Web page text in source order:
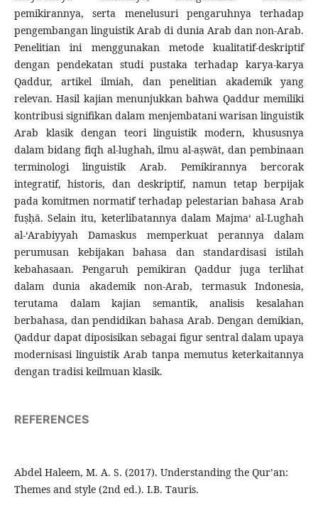
pemikirannya, serta menelusuri pengaruhnya terhadap
pengembangan linguistik Arab di dunia Arab dan non-Arab.
Penelitian ini menggunakan metode kualitatif-deskriptif
dengan pendekatan studi pustaka terhadap karya-karya
Qaddur, artikel ilmiah, dan penelitian akademik yang
relevan. Hasil kajian menunjukkan bahwa Qaddur memiliki
kontribusi signifikan dalam menjembatani warisan linguistik
Arab klasik dengan teori linguistik modern, khususnya
dalam bidang fiqh al-lughah, ilmu al-aṣwāt, dan pembinaan
terminologi linguistik Arab. Pemikirannya bercorak
integratif, historis, dan deskriptif, namun tetap berpijak
pada komitmen normatif terhadap pelestarian bahasa Arab
fuṣḥā. Selain itu, keterlibatannya dalam Majma‘ al-Lughah
al-‘Arabiyyah Damaskus memperkuat perannya dalam
perumusan kebijakan bahasa dan standardisasi istilah
kebahasaan. Pengaruh pemikiran Qaddur juga terlihat
dalam dunia akademik non-Arab, termasuk Indonesia,
terutama dalam kajian semantik, analisis kesalahan
berbahasa, dan pendidikan bahasa Arab. Dengan demikian,
Qaddur dapat diposisikan sebagai figur sentral dalam upaya
modernisasi linguistik Arab tanpa memutus keterkaitannya
dengan tradisi keilmuan klasik.
REFERENCES
Abdel Haleem, M. A. S. (2017). Understanding the Qur’an:
Themes and style (2nd ed.). I.B. Tauris.